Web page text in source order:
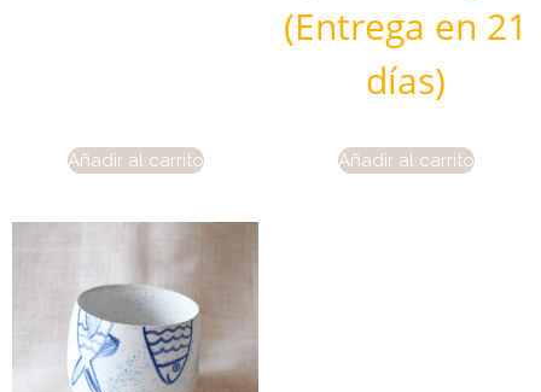
Añadir al carrito
(Entrega en 21
días)
Añadir al carrito